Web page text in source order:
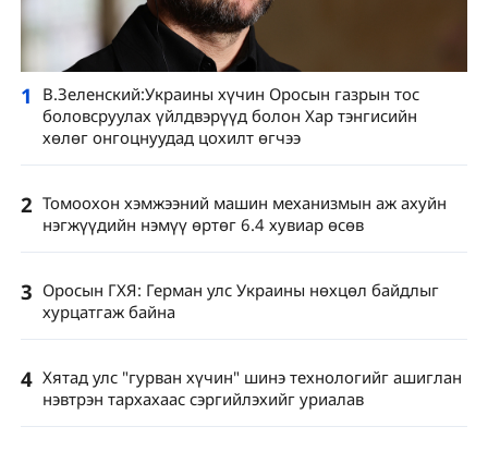
1
В.Зеленский:Украины хүчин Оросын газрын тос
боловсруулах үйлдвэрүүд болон Хар тэнгисийн
хөлөг онгоцнуудад цохилт өгчээ
2 Томоохон хэмжээний машин механизмын аж ахуйн
нэгжүүдийн нэмүү өртөг 6.4 хувиар өсөв
3 Оросын ГХЯ: Герман улс Украины нөхцөл байдлыг
хурцатгаж байна
4 Хятад улс "гурван хүчин" шинэ технологийг ашиглан
нэвтрэн тархахаас сэргийлэхийг уриалав